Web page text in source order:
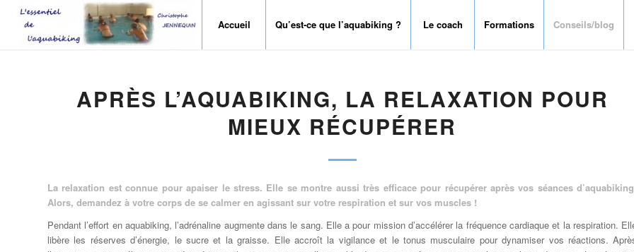
Accueil Qu’est-ce que l’aquabiking ? Le coach Formations Conseils/blog
APRÈS L’AQUABIKING, LA RELAXATION POUR
MIEUX RÉCUPÉRER
La relaxation est connue pour apaiser le stress. Elle se montre aussi très efficace pour récupérer après vos séances
Alors, demandez à votre corps de se calmer en agissant sur votre respiration et sur vos muscles !
Pendant l’effort en aquabiking, l’adrénaline augmente dans le sang. Elle a pour mission d’accélérer la fréquence cardiaque et la respiration.
libère les réserves d’énergie, le sucre et la graisse. Elle accroît la vigilance et le tonus musculaire pour dynamiser vos réactions.